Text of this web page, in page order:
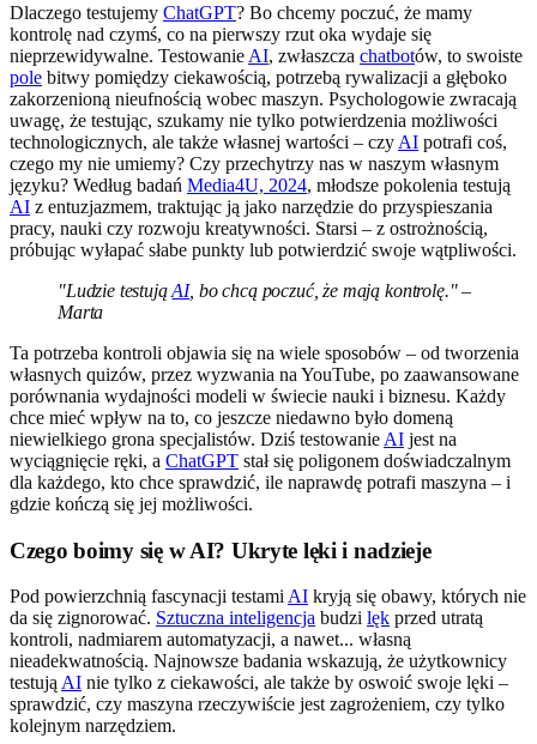
Dlaczego testujemy ChatGPT? Bo chcemy poczuć, że mamy
kontrolę nad czymś, co na pierwszy rzut oka wydaje się
nieprzewidywalne. Testowanie AI, zwłaszcza chatbotów, to swoiste
pole bitwy pomiędzy ciekawością, potrzebą rywalizacji a głęboko
zakorzenioną nieufnością wobec maszyn. Psychologowie zwracają
uwagę, że testując, szukamy nie tylko potwierdzenia możliwości
technologicznych, ale także własnej wartości – czy AI potrafi coś,
czego my nie umiemy? Czy przechytrzy nas w naszym własnym
języku? Według badań Media4U, 2024, młodsze pokolenia testują
AI z entuzjazmem, traktując ją jako narzędzie do przyspieszania
pracy, nauki czy rozwoju kreatywności. Starsi – z ostrożnością,
próbując wyłapać słabe punkty lub potwierdzić swoje wątpliwości.
"Ludzie testująAI, bo chcą poczuć, że mają kontrolę." –
Marta
Ta potrzeba kontroli objawia się na wiele sposobów – od tworzenia
własnych quizów, przez wyzwania na YouTube, po zaawansowane
porównania wydajności modeli w świecie nauki i biznesu. Każdy
chce mieć wpływ na to, co jeszcze niedawno było domeną
niewielkiego grona specjalistów. Dziś testowanie AI jest na
wyciągnięcie ręki, a ChatGPT stał się poligonem doświadczalnym
dla każdego, kto chce sprawdzić, ile naprawdę potrafi maszyna – i
gdzie kończą się jej możliwości.
Czego boimy się w AI? Ukryte lęki i nadzieje
Pod powierzchnią fascynacji testami AI kryją się obawy, których nie
da się zignorować. Sztuczna inteligencja budzi lęk przed utratą
kontroli, nadmiarem automatyzacji, a nawet... własną
nieadekwatnością. Najnowsze badania wskazują, że użytkownicy
testują AI nie tylko z ciekawości, ale także by oswoić swoje lęki –
sprawdzić, czy maszyna rzeczywiście jest zagrożeniem, czy tylko
kolejnym narzędziem.